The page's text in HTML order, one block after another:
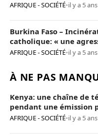
AFRIQUE - SOCIÉTÉ•il y a 5 ans
Burkina Faso –
catholique: « une
provocation de trop »
AFRIQUE - SOCIÉTÉ•il y a 5 ans
À NE PAS
Kenya: une chaîne de
pendant une émission
AFRIQUE - SOCIÉTÉ•il y a 5 ans